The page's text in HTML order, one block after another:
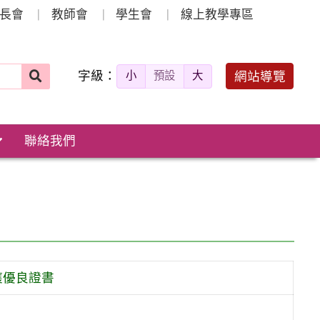
會 教師會 學生會 線上教學專區
字級： 小 預設 大 網站導覽
聯絡我們
良證書